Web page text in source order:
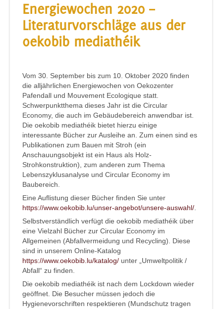
Energiewochen 2020 –
Literaturvorschläge aus der
oekobib mediathéik
Vom 30. September bis zum 10. Oktober 2020 finden
die alljährlichen Energiewochen von Oekozenter
Pafendall und Mouvement Ecologique statt.
Schwerpunktthema dieses Jahr ist die Circular
Economy, die auch im Gebäudebereich anwendbar ist.
Die oekobib mediathéik bietet hierzu einige
interessante Bücher zur Ausleihe an. Zum einen sind es
Publikationen zum Bauen mit Stroh (ein
Anschauungsobjekt ist ein Haus als Holz-
Strohkonstruktion), zum anderen zum Thema
Lebenszyklusanalyse und Circular Economy im
Baubereich.
Eine Auflistung dieser Bücher finden Sie unter
https://www.oekobib.lu/unser-angebot/unsere-auswahl/.
Selbstverständlich verfügt die oekobib mediathéik über
eine Vielzahl Bücher zur Circular Economy im
Allgemeinen (Abfallvermeidung und Recycling). Diese
sind in unserem Online-Katalog
https://www.oekobib.lu/katalog/ unter „Umweltpolitik /
Abfall“ zu finden.
Die oekobib mediathéik ist nach dem Lockdown wieder
geöffnet. Die Besucher müssen jedoch die
Hygienevorschriften respektieren (Mundschutz tragen